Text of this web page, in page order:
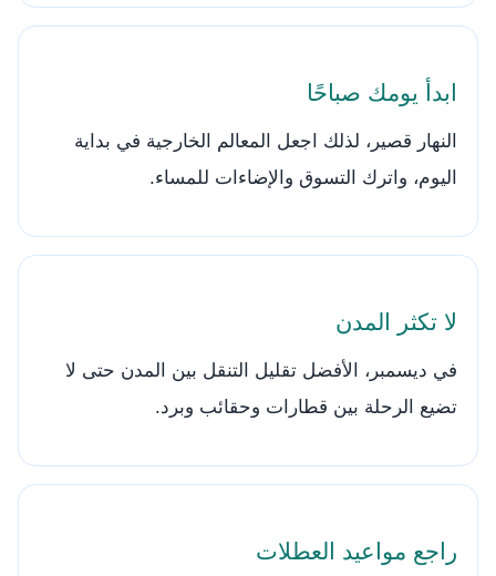
ابدأ يومك صباحًا
النهار قصير، لذلك اجعل المعالم الخارجية في بداية
اليوم، واترك التسوق والإضاءات للمساء.
لا تكثر المدن
في ديسمبر، الأفضل تقليل التنقل بين المدن حتى لا
تضيع الرحلة بين قطارات وحقائب وبرد.
راجع مواعيد العطلات